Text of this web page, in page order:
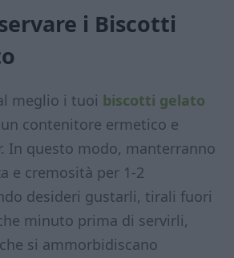
i Biscotti
meglio i tuoi biscotti gelato
contenitore ermetico e
In questo modo, manterranno
e cremosità per 1-2
desideri gustarli, tirali fuori
minuto prima di servirli,
si ammorbidiscano